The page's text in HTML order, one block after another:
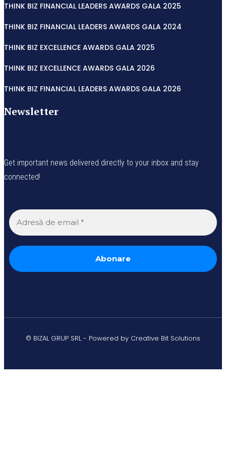
THINK BIZ FINANCIAL LEADERS AWARDS GALA 2025
THINK BIZ FINANCIAL LEADERS AWARDS GALA 2024
THINK BIZ EXCELLENCE AWARDS GALA 2025
THINK BIZ EXCELLENCE AWARDS GALA 2026
THINK BIZ FINANCIAL LEADERS AWARDS GALA 2026
Newsletter
Get important news delivered directly to your inbox and stay
connected!
© BIZAL GRUP SRL - Powered by Creative Bit Solutions